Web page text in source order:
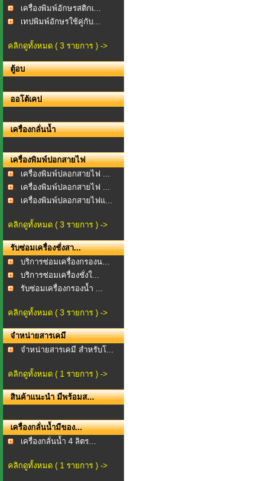
เครื่องพิมพ์อักษรสติกเ...
เทปพิมพ์อักษรใช้คู่กับ...
คลิกดูทั้งหมด ( 3 รายการ ) ->
ตู้อบ
ออโต้เคป
เครื่องกลั่นน้ำ
เครื่องพิมพ์ปอกสายไฟ
เครื่องพิมพ์ปลอกสายไฟ ...
เครื่องพิมพ์ปลอกสายไฟ ...
เครื่องพิมพ์ปลอกสายไฟแ...
คลิกดูทั้งหมด ( 3 รายการ ) ->
รับซ่อมเครื่องชั่งสา...
บริการซ่อมเครื่องกรองน...
บริการซ่อมเครื่องชั่งใ...
รับซ่อมเครื่องกรองน้ำ ...
คลิกดูทั้งหมด ( 3 รายการ ) ->
จำหน่ายสารเคมี
จำหน่ายสารเคมี สำหรับโ...
คลิกดูทั้งหมด ( 1 รายการ ) ->
สินค้าแนะนำ มีพร้อมส...
เครื่องกลั่นน้ำมีของ...
เครื่องกลั่นน้ำ 4 ลิตร...
คลิกดูทั้งหมด ( 1 รายการ ) ->